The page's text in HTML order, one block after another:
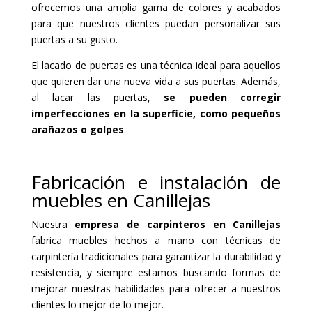
ofrecemos una amplia gama de colores y acabados
para que nuestros clientes puedan personalizar sus
puertas a su gusto.
El lacado de puertas es una técnica ideal para aquellos
que quieren dar una nueva vida a sus puertas. Además,
al lacar las puertas, se pueden corregir
imperfecciones en la superficie, como pequeños
arañazos o golpes.
Fabricación e instalación de
muebles en Canillejas
Nuestra empresa de carpinteros en Canillejas
fabrica muebles hechos a mano con técnicas de
carpintería tradicionales para garantizar la durabilidad y
resistencia, y siempre estamos buscando formas de
mejorar nuestras habilidades para ofrecer a nuestros
clientes lo mejor de lo mejor.